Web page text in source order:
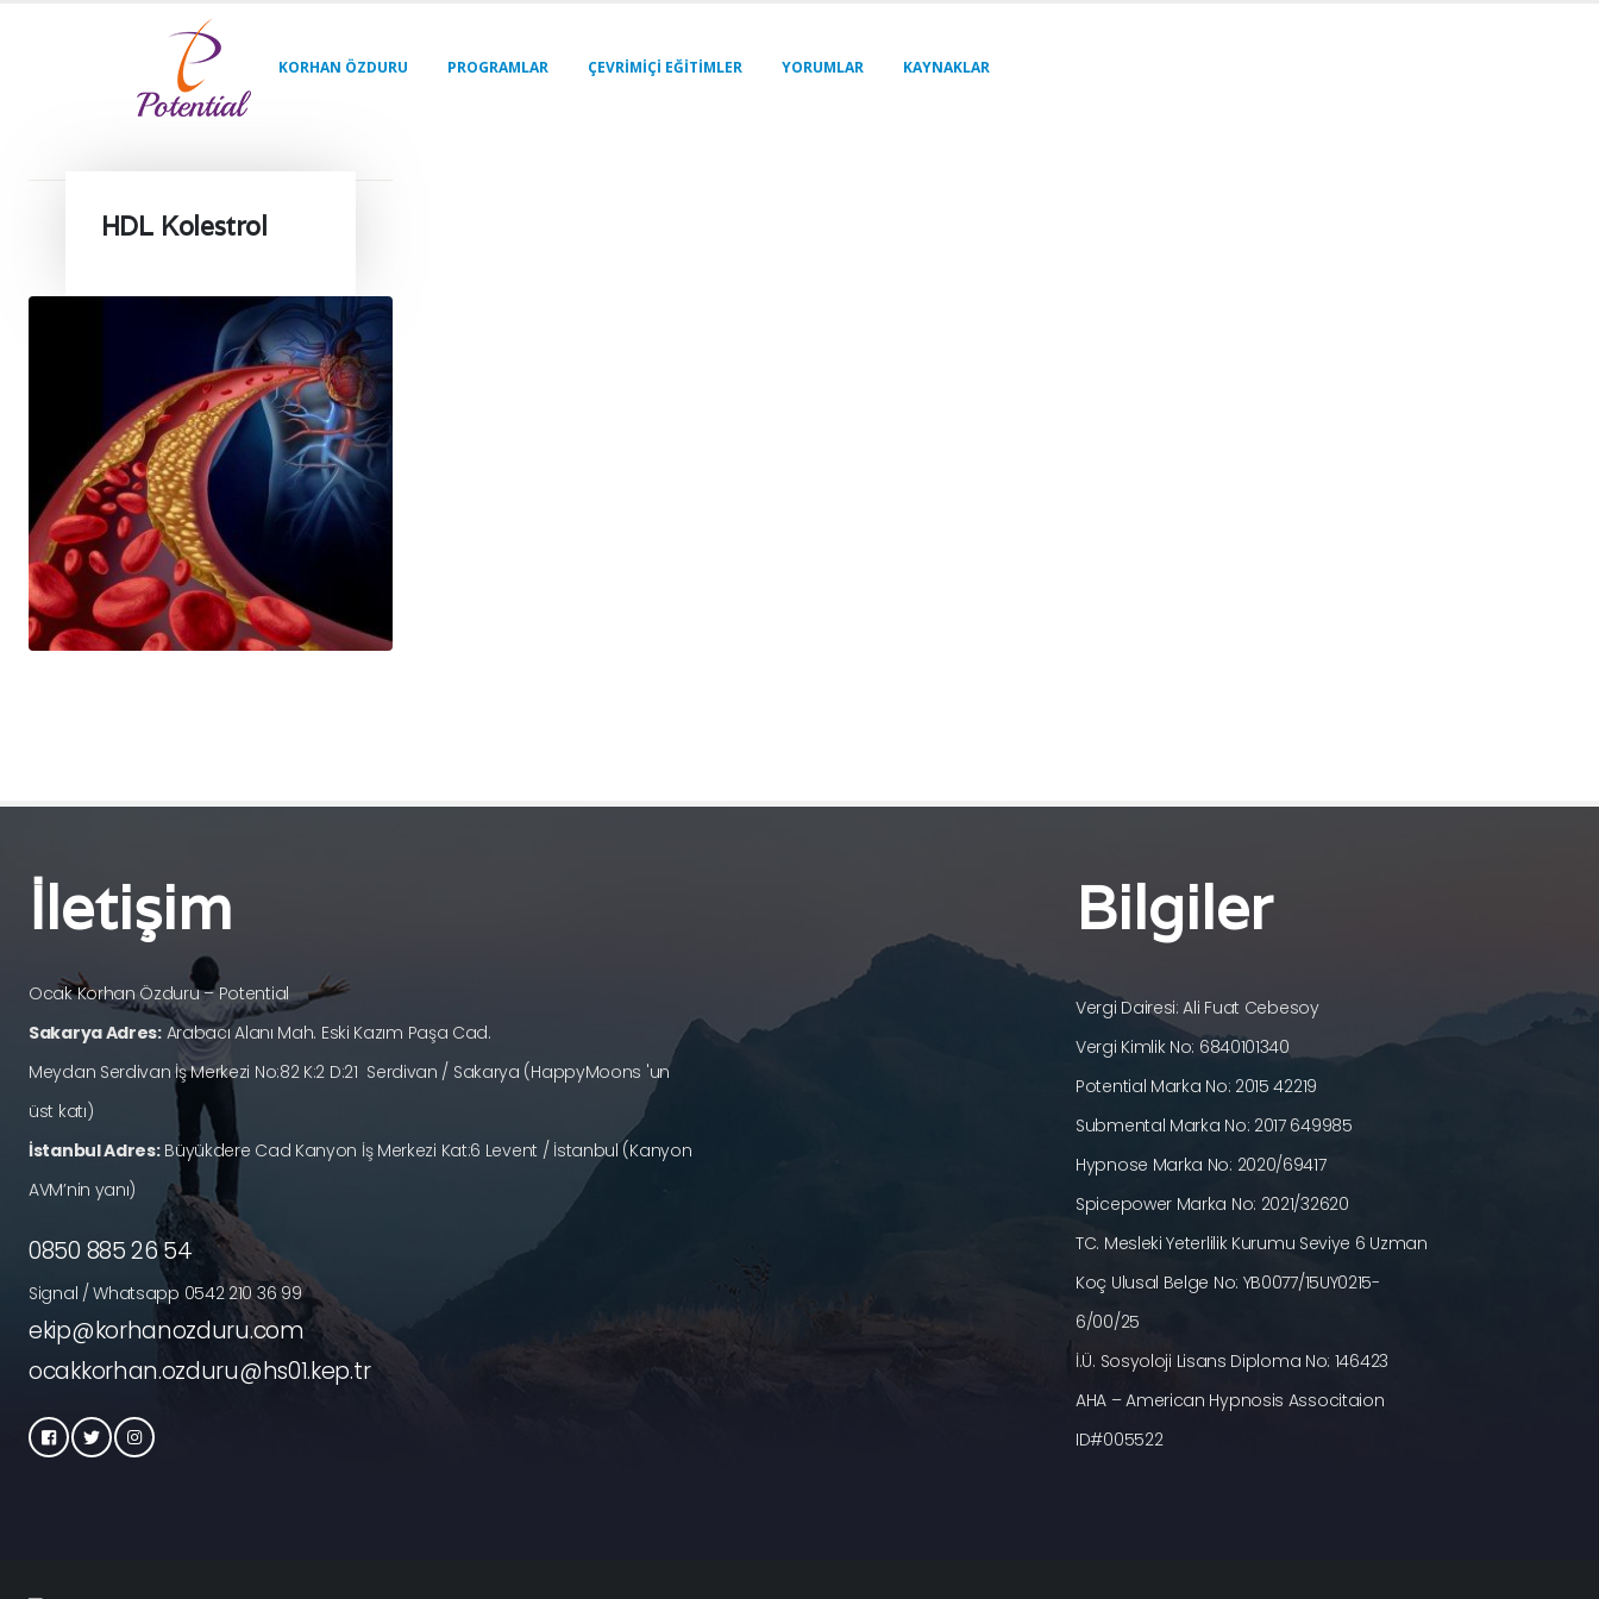
KORHAN ÖZDURU PROGRAMLAR ÇEVRIMIÇI EĞITIMLER YORUMLAR KAYNAKLAR
HDL Kolestrol
İletişim
Ocak Korhan Özduru – Potential
Sakarya Adres:Arabacı Alanı Mah. Eski Kazım Paşa Cad.
Meydan Serdivan İş Merkezi No:82 K:2 D:21 Serdivan / Sakarya (HappyMoons 'un
üst katı)
İstanbul Adres:Büyükdere Cad Kanyon İş Merkezi Kat:6 Levent / İstanbul (Kanyon
AVM’nin yanı)
0850 885 26 54
Signal / Whatsapp 0542 210 36 99
ekip@korhanozduru.com
ocakkorhan.ozduru@hs01.kep.tr
Bilgiler
Vergi Dairesi: Ali Fuat Cebesoy
Vergi Kimlik No: 6840101340
Potential Marka No: 2015 42219
Submental Marka No: 2017 649985
Hypnose Marka No: 2020/69417
Spicepower Marka No: 2021/32620
TC. Mesleki Yeterlilik Kurumu Seviye 6 Uzman
Koç Ulusal Belge No: YB0077/15UY0215-
6/00/25
İ.Ü. Sosyoloji Lisans Diploma No: 146423
AHA – American Hypnosis Associtaion
ID#005522